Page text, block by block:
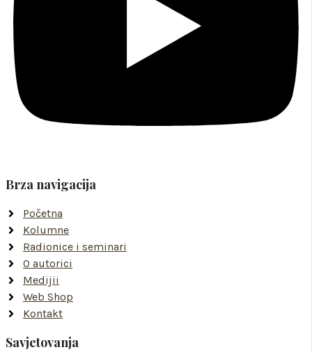
Brza navigacija
Početna
Kolumne
Radionice i seminari
O autorici
Medijii
Web Shop
Kontakt
Savjetovanja